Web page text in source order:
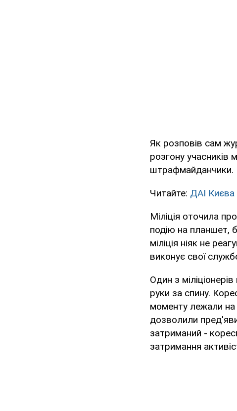
Як розповів сам
розгону учасників
штрафмайданчики.
Читайте: ДАІ
Міліція оточила
подію на планшет,
міліція ніяк не
виконує свої
Один з
руки за спину.
моменту лежали на
дозволили
затриманий -
затримання